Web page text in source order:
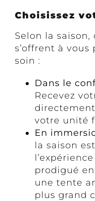
Choisissez
Selon la
s’offrent à
soin :
Dans le
Recevez
votre unité
En
la saison
prodigué
une tente
plus grand